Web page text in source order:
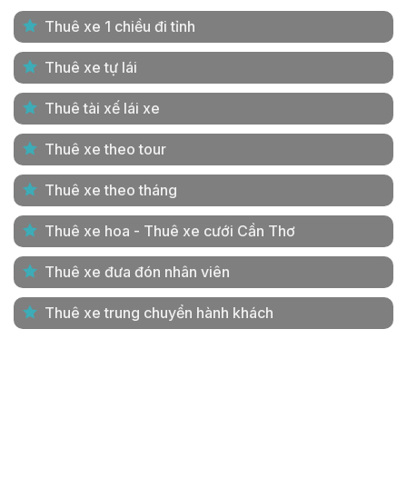
Thuê xe 1 chiều đi tỉnh
Thuê xe tự lái
Thuê tài xế lái xe
Thuê xe theo tour
Thuê xe theo tháng
Thuê xe hoa - Thuê xe cưới Cần Thơ
Thuê xe đưa đón nhân viên
Thuê xe trung chuyển hành khách